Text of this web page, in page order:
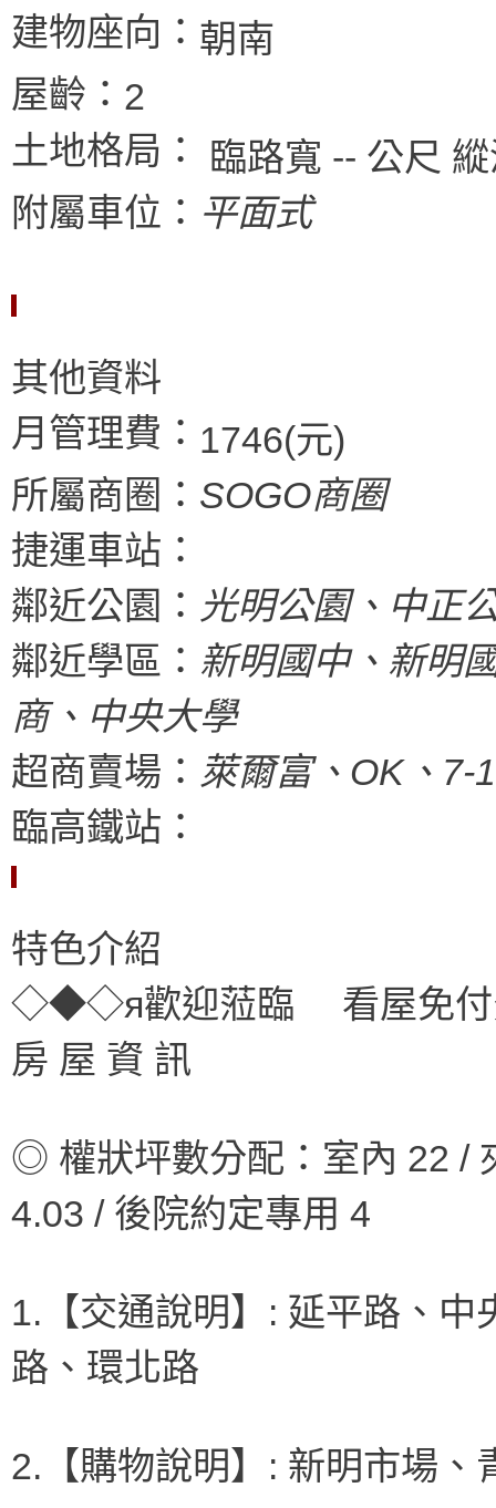
建物座向： 朝南
屋齡： 2
土地格局：
臨路寬 -- 公尺
附屬車位： 平面式
其他資料
月管理費： 1746(元)
所屬商圈： SOGO商圈
捷運車站：
鄰近公園： 光明公園、中正
鄰近學區： 新明國中、新明
商、中央大學
超商賣場： 萊爾富、OK、7-
臨高鐵站：
特色介紹
◇◆◇я歡迎蒞臨 看屋免
房 屋 資 訊
◎ 權狀坪數分配：室內 22 /
4.03 / 後院約定專用 4
1.【交通說明】: 延平路、
路、環北路
2.【購物說明】: 新明市場